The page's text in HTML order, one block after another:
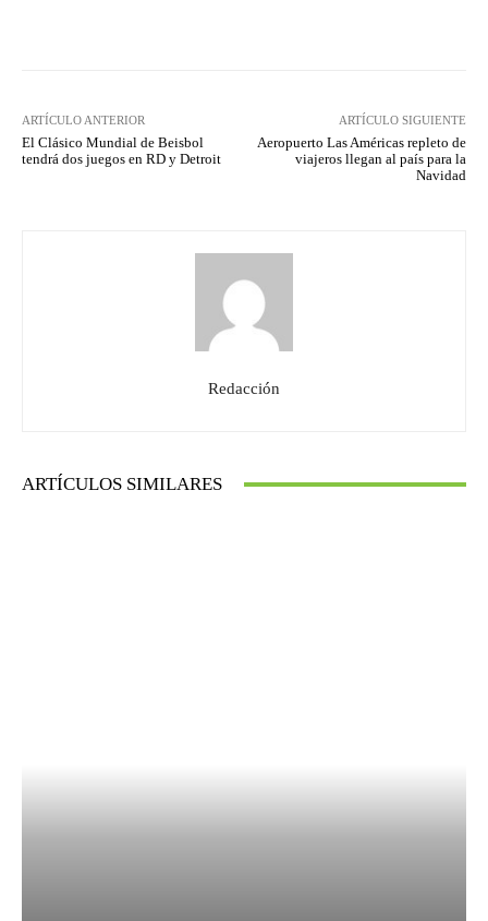
ARTÍCULO ANTERIOR
El Clásico Mundial de Beisbol
tendrá dos juegos en RD y Detroit
ARTÍCULO SIGUIENTE
Aeropuerto Las Américas repleto de
viajeros llegan al país para la
Navidad
Redacción
ARTÍCULOS SIMILARES